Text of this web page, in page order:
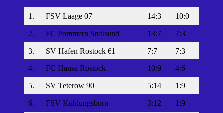
1. FSV Laage 07 14:3 10:0
2. FC Pommern Stralsund 13:7 7:3
3. SV Hafen Rostock 61 7:7 7:3
4. FC Hansa Rostock 10:9 4:6
5. SV Teterow 90 5:14 1:9
6. FSV Kühlungsborn 3:12 1:9